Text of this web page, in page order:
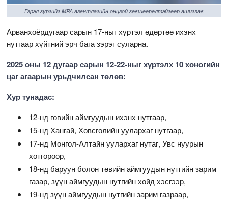
Гэрэл зургийг MPA агентлагийн онцгой зөвшөөрөлтэйгөөр ашиглав
Арванхоёрдугаар сарын 17-ныг хүртэл өдөртөө ихэнх
нутгаар хүйтний эрч бага зэрэг суларна.
2025 оны 12 дугаар сарын 12-22-ныг хүртэлх 10 хоногийн
цаг агаарын урьдчилсан төлөв:
Хур тунадас:
12-нд говийн аймгуудын ихэнх нутгаар,
15-нд Хангай, Хөвсгөлийн уулархаг нутгаар,
17-нд Монгол-Алтайн уулархаг нутаг, Увс нуурын
хотгороор,
18-нд баруун болон төвийн аймгуудын нутгийн зарим
газар, зүүн аймгуудын нутгийн хойд хэсгээр,
19-нд зүүн аймгуудын нутгийн зарим газраар,